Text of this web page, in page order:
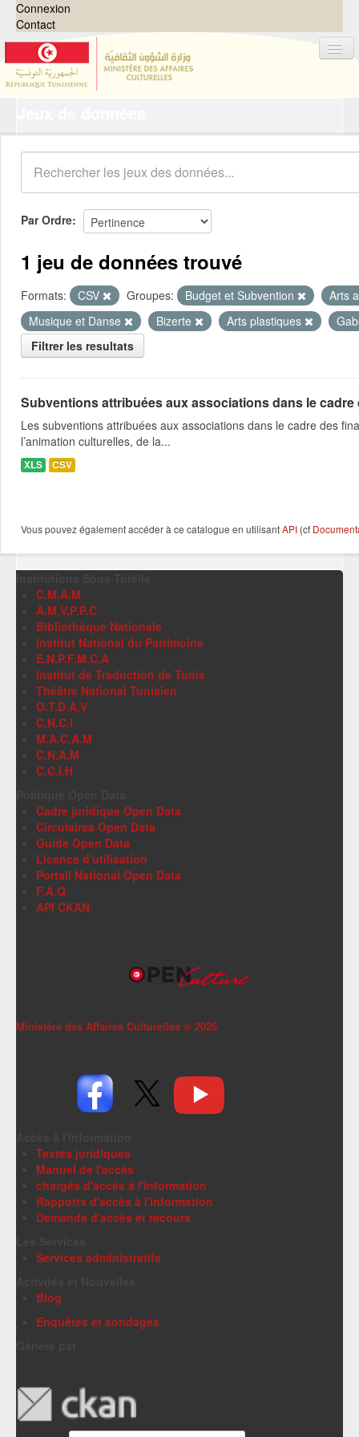
Connexion
Contact
Organisations
Groupes
Demandes 0
À propos
Par Ordre
1 jeu de données trouvé
Formats: CSV Groupes: Budget et Subvention
Arts
Musique et Danse
Bizerte Arts plastiques
Filtrer les resultats
Subventions attribuées aux associations dans le
Les subventions attribuées aux associations dans le cadre des
l’animation culturelles, de la...
XLS CSV
Vous pouvez également accéder à ce catalogue en utilisantAPI (cf
C.M.A.M
A.M.V.P.P.C
Bibliothèque Nationale
Institut National du Patrimoine
E.N.P.F.M.C.A
Institut de Traduction de Tunis
Théâtre National Tunisien
O.T.D.A.V
C.N.C.I
M.A.C.A.M
C.N.A.M
C.C.I.H
Cadre juridique Open Data
Circulaires Open Data
Guide Open Data
Licence d'utilisation
Portail National Open Data
F.A.Q
API CKAN
Ministère des Affaires Culturelles © 2026
Textes juridiques
Manuel de l'accès
chargés d'accès à l'information
Rapports d'accès à l'information
Demande d'accès et recours
Services administratifs
Blog
Enquêtes et sondages